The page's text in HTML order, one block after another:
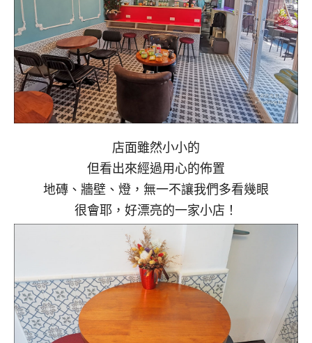
店面雖然小小的
但看出來經過用心的佈置
地磚、牆壁、燈，無一不讓我們多看幾眼
很會耶，好漂亮的一家小店！